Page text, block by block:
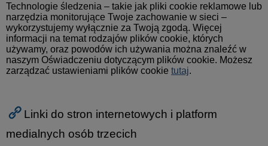
Technologie śledzenia – takie jak pliki cookie reklamowe lub
narzędzia monitorujące Twoje zachowanie w sieci –
wykorzystujemy wyłącznie za Twoją zgodą. Więcej
informacji na temat rodzajów plików cookie, których
używamy, oraz powodów ich używania można znaleźć w
naszym Oświadczeniu dotyczącym plików cookie. Możesz
zarządzać ustawieniami plików cookie tutaj.
Linki do stron internetowych i platform
medialnych osób trzecich